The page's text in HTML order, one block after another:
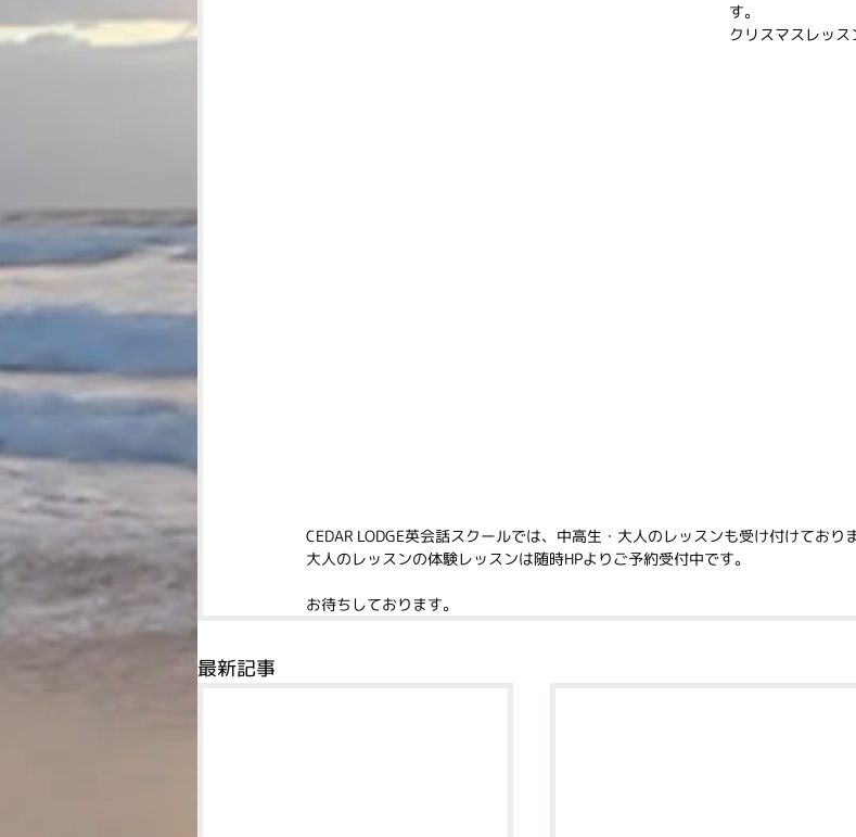
す。
クリスマスレッ
CEDAR LODGE英会話スクールでは、中高生・大人のレッスンも受け付けておりま
大人のレッスンの体験レッスンは随時HPよりご予約受付中です。
お待ちしております。
最新記事